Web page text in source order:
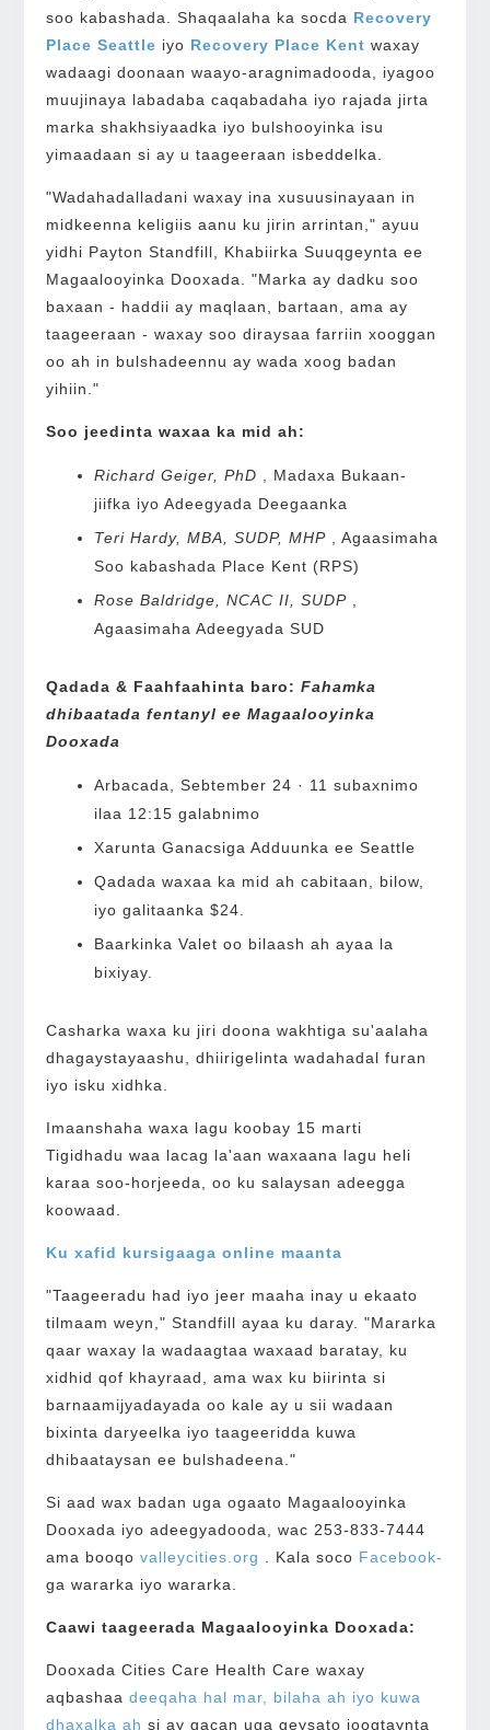
soo kabashada. Shaqaalaha ka socda Recovery
Place Seattle iyo Recovery Place Kent waxay
wadaagi doonaan waayo-aragnimadooda, iyagoo
muujinaya labadaba caqabadaha iyo rajada jirta
marka shakhsiyaadka iyo bulshooyinka isu
yimaadaan si ay u taageeraan isbeddelka.
"Wadahadalladani waxay ina xusuusinayaan in
midkeenna keligiis aanu ku jirin arrintan," ayuu
yidhi Payton Standfill, Khabiirka Suuqgeynta ee
Magaalooyinka Dooxada. "Marka ay dadku soo
baxaan - haddii ay maqlaan, bartaan, ama ay
taageeraan - waxay soo diraysaa farriin xooggan
oo ah in bulshadeennu ay wada xoog badan
yihiin."
Soo jeedinta waxaa ka mid ah:
Richard Geiger, PhD , Madaxa Bukaan-
jiifka iyo Adeegyada Deegaanka
Teri Hardy, MBA, SUDP, MHP , Agaasimaha
Soo kabashada Place Kent (RPS)
Rose Baldridge, NCAC II, SUDP
Agaasimaha Adeegyada SUD
Qadada & Faahfaahinta baro:Fahamka
dhibaatada fentanyl ee Magaalooyinka
Dooxada
Arbacada, Sebtember 24 · 11 subaxnimo
ilaa 12:15 galabnimo
Xarunta Ganacsiga Adduunka ee Seattle
Qadada waxaa ka mid ah cabitaan, bilow,
iyo galitaanka $24.
Baarkinka Valet oo bilaash ah ayaa la
bixiyay.
Casharka waxa ku jiri doona wakhtiga su'aalaha
dhagaystayaashu, dhiirigelinta wadahadal furan
iyo isku xidhka.
Imaanshaha waxa lagu koobay 15 marti
Tigidhadu waa lacag la'aan waxaana lagu heli
karaa soo-horjeeda, oo ku salaysan adeegga
koowaad.
Ku xafid kursigaaga online maanta
"Taageeradu had iyo jeer maaha inay u ekaato
tilmaam weyn," Standfill ayaa ku daray. "Mararka
qaar waxay la wadaagtaa waxaad baratay, ku
xidhid qof khayraad, ama wax ku biirinta si
barnaamijyadayada oo kale ay u sii wadaan
bixinta daryeelka iyo taageeridda kuwa
dhibaataysan ee bulshadeena."
Si aad wax badan uga ogaato Magaalooyinka
Dooxada iyo adeegyadooda, wac 253-833-7444
ama booqovalleycities.org . Kala soco Facebook-
ga wararka iyo wararka.
Caawi taageerada Magaalooyinka Dooxada:
Dooxada Cities Care Health Care waxay
aqbashaadeeqaha hal mar, bilaha ah iyo kuwa
dhaxalka ah si ay gacan uga geysato joogtaynta